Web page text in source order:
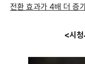
전환 효과가 4배 더 증
<시